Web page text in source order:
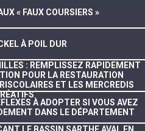
« FAUX COURSIERS »
À POIL DUR
: REMPLISSEZ RAPIDEMENT
POUR LA RESTAURATION
ET LES MERCREDIS
À ADOPTER SI VOUS AVEZ
DANS LE DÉPARTEMENT